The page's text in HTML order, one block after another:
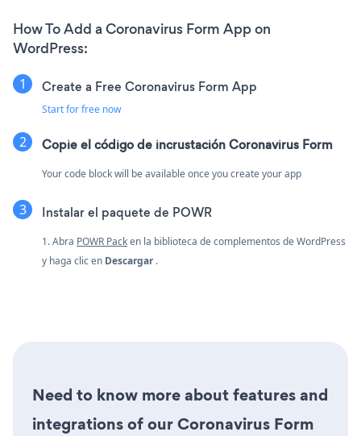
How To Add a Coronavirus Form App on
WordPress:
Create a Free Coronavirus Form App
Start for free now
Copie el código de incrustación Coronavirus Form
Your code block will be available once you create your app
Instalar el paquete de POWR
1. Abra POWR Packen la biblioteca de complementos de WordPress
y haga clic en Descargar.
Need to know more about features and
integrations of our Coronavirus Form